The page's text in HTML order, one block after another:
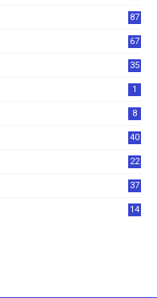
87
67
35
1
8
40
22
37
14